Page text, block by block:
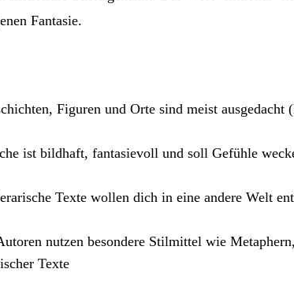
Fantasie.
Figuren und Orte sind meist ausgedacht
ist bildhaft, fantasievoll und soll Gefühle
Texte wollen dich in eine andere Welt
nutzen besondere Stilmittel wie
Texte